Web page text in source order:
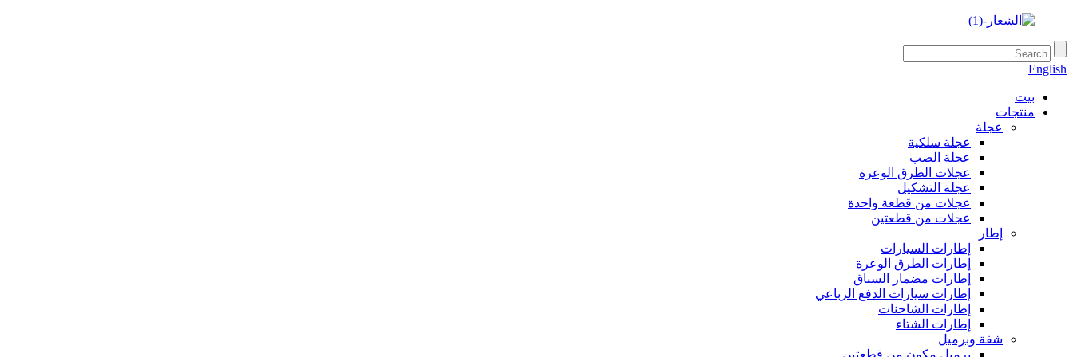
English
بيت
منتجات
عجلة
عجلة سلكية
عجلة الصب
عجلات الطرق الوعرة
عجلة التشكيل
عجلات من قطعة واحدة
عجلات من قطعتين
إطار
إطارات السيارات
إطارات الطرق الوعرة
إطارات مضمار السباق
إطارات سيارات الدفع الرباعي
إطارات الشاحنات
إطارات الشتاء
شفة وبرميل
برميل مكون من قطعتين